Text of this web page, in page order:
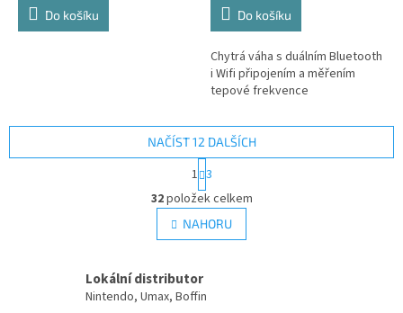
Do košíku Do košíku
Chytrá váha s duálním Bluetooth
i Wifi připojením a měřením
tepové frekvence
O
v
l
á
a
c
NAČÍST 12 DALŠÍCH
t
r
á
n
k
v
á
n
1 3
32položek celkem
NAHORU
Lokální distributor
Nintendo, Umax, Boffin